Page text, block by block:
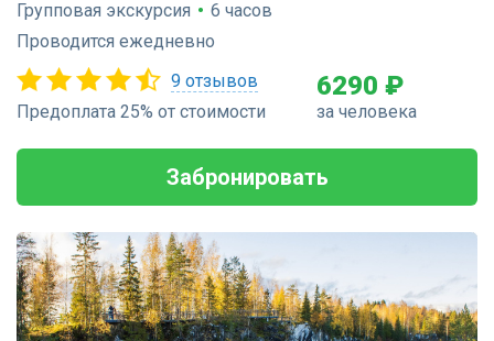
Групповая экскурсия • 6 часов
Проводится ежедневно
9 отзывов
Предоплата 25% от стоимости
6290 ₽
за человека
Забронировать